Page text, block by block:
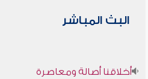
البث المباشر
أخلاقنا أصالة ومعاصرة